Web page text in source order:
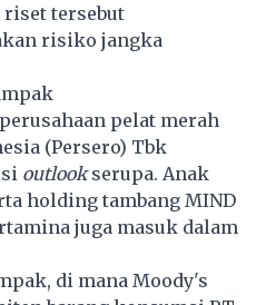
riset tersebut
risiko jangka
pelat merah
(Persero) Tbk
outlookserupa. Anak
holding tambang MIND
juga masuk dalam
di mana Moody's